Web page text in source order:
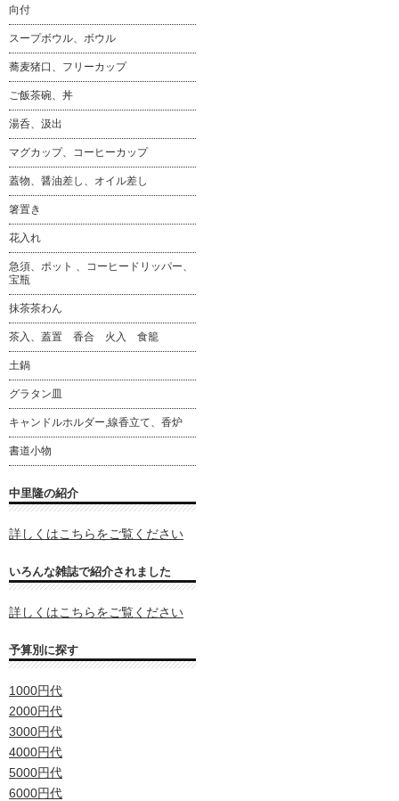
向付
スープボウル、ボウル
蕎麦猪口、フリーカップ
ご飯茶碗、丼
湯呑、汲出
マグカップ、コーヒーカップ
蓋物、醤油差し、オイル差し
箸置き
花入れ
急須、ポット 、コーヒードリッパー、
宝瓶
抹茶茶わん
茶入、蓋置 香合 火入 食籠
土鍋
グラタン皿
キャンドルホルダー,線香立て、香炉
書道小物
中里隆の紹介
詳しくはこちらをご覧ください
いろんな雑誌で紹介されました
詳しくはこちらをご覧ください
予算別に探す
1000円代
2000円代
3000円代
4000円代
5000円代
6000円代